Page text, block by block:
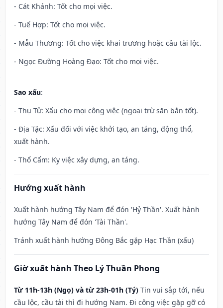
- Cát Khánh: Tốt cho mọi việc.
- Tuế Hợp: Tốt cho mọi việc.
- Mẫu Thương: Tốt cho việc khai trương hoặc cầu tài lộc.
- Ngọc Đường Hoàng Đạo: Tốt cho mọi việc.
Sao xấu:
- Thụ Tử: Xấu cho mọi công việc (ngoại trừ săn bắn tốt).
- Địa Tặc: Xấu đối với việc khởi tạo, an táng, động thổ,
xuất hành.
- Thổ Cẩm: Kỵ việc xây dựng, an táng.
Hướng xuất hành
Xuất hành hướng Tây Nam để đón 'Hỷ Thần'. Xuất hành
hướng Tây Nam để đón 'Tài Thần'.
Tránh xuất hành hướng Đông Bắc gặp Hạc Thần (xấu)
Giờ xuất hành Theo Lý Thuần Phong
Từ 11h-13h (Ngọ) và từ 23h-01h (Tý) Tin vui sắp tới, nếu
cầu lộc, cầu tài thì đi hướng Nam. Đi công việc gặp gỡ có